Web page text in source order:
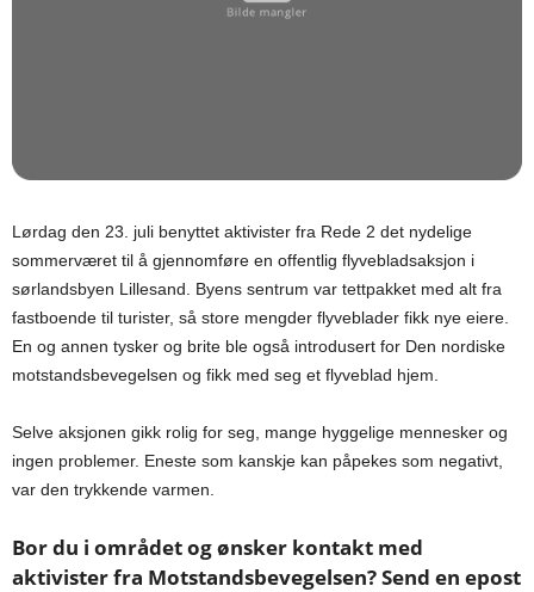
Lørdag den 23. juli benyttet aktivister fra Rede 2 det nydelige
sommerværet til å gjennomføre en offentlig flyvebladsaksjon i
sørlandsbyen Lillesand. Byens sentrum var tettpakket med alt fra
fastboende til turister, så store mengder flyveblader fikk nye eiere.
En og annen tysker og brite ble også introdusert for Den nordiske
motstandsbevegelsen og fikk med seg et flyveblad hjem.
Selve aksjonen gikk rolig for seg, mange hyggelige mennesker og
ingen problemer. Eneste som kanskje kan påpekes som negativt,
var den trykkende varmen.
Bor du i området og ønsker kontakt med
aktivister fra Motstandsbevegelsen? Send en epost